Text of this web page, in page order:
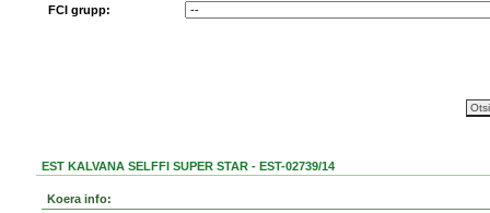
FCI grupp:
EST KALVANA SELFFI SUPER STAR - EST-02739/14
Koera info: